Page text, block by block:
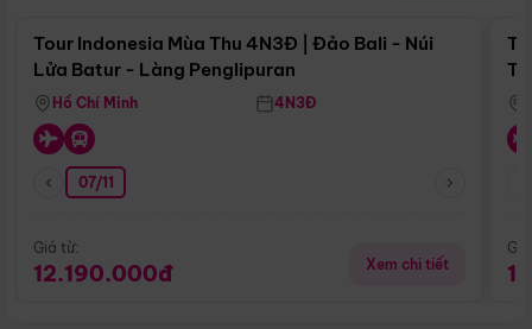
Tour Indonesia Mùa Thu 4N3Đ | Đảo Bali - Núi
Lửa Batur - Làng Penglipuran
Hồ Chí Minh 4N3Đ
07/11
Giá từ:
12.190.000đ Xem chi tiết